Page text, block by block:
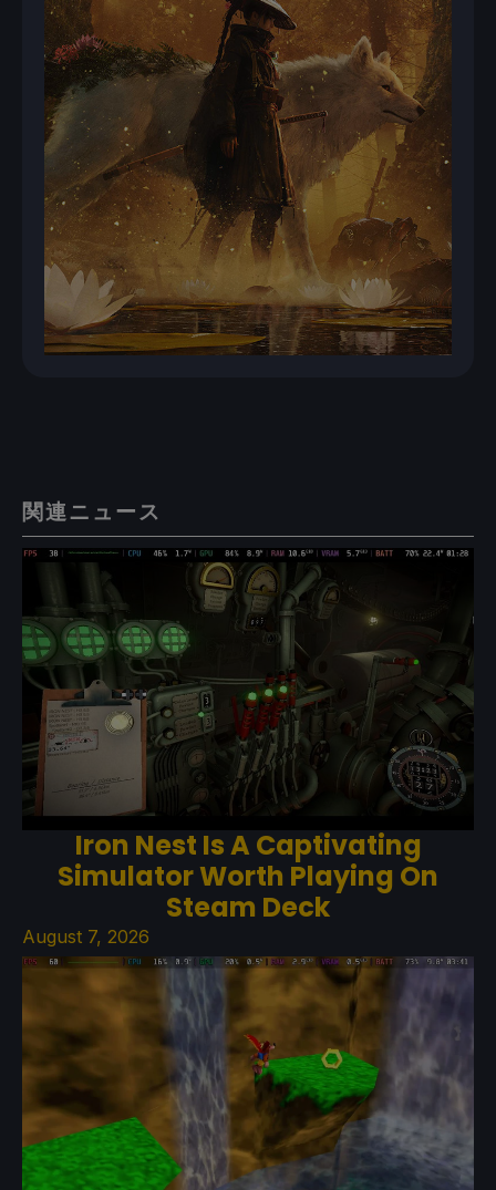
関連ニュース
Iron Nest Is A Captivating
Simulator Worth Playing On
Steam Deck
August 7, 2026